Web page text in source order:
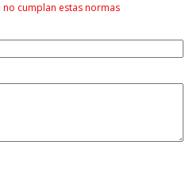
cumplan estas normas